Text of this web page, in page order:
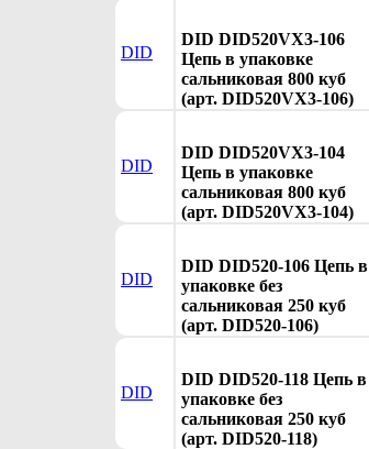
DID
DID DID520VX3-106
Цепь в упаковке
сальниковая 800 куб
(арт. DID520VX3-106)
DID
DID DID520VX3-104
Цепь в упаковке
сальниковая 800 куб
(арт. DID520VX3-104)
DID
DID DID520-106 Цепь в
упаковке без
сальниковая 250 куб
(арт. DID520-106)
DID
DID DID520-118 Цепь в
упаковке без
сальниковая 250 куб
(арт. DID520-118)